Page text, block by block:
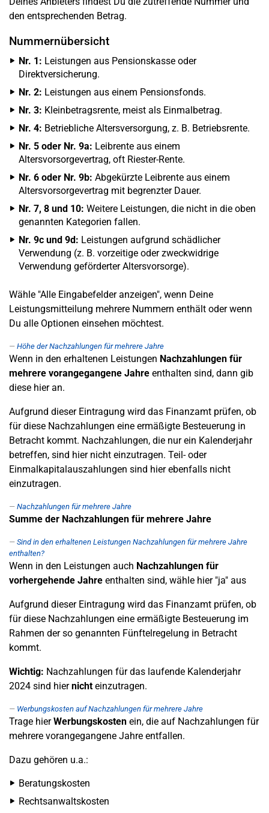
den entsprechenden Betrag.
Nummernübersicht
Nr. 1: Leistungen aus Pensionskasse oder
Direktversicherung.
Nr. 2: Leistungen aus einem Pensionsfonds.
Nr. 3: Kleinbetragsrente, meist als Einmalbetrag.
Nr. 4: Betriebliche Altersversorgung, z. B. Betriebsrente.
Nr. 5 oder Nr. 9a: Leibrente aus einem
Altersvorsorgevertrag, oft Riester-Rente.
Nr. 6 oder Nr. 9b: Abgekürzte Leibrente aus einem
Altersvorsorgevertrag mit begrenzter Dauer.
Nr. 7, 8 und 10: Weitere Leistungen, die nicht in die oben
genannten Kategorien fallen.
Nr. 9c und 9d: Leistungen aufgrund schädlicher
Verwendung (z. B. vorzeitige oder zweckwidrige
Verwendung geförderter Altersvorsorge).
Wähle "Alle Eingabefelder anzeigen", wenn Deine
Leistungsmitteilung mehrere Nummern enthält oder wenn
Du alle Optionen einsehen möchtest.
Höhe der Nachzahlungen für mehrere Jahre
Wenn in den erhaltenen Leistungen Nachzahlungen für
mehrere vorangegangene Jahre enthalten sind, dann gib
diese hier an.
Aufgrund dieser Eintragung wird das Finanzamt prüfen, ob
für diese Nachzahlungen eine ermäßigte Besteuerung in
Betracht kommt. Nachzahlungen, die nur ein Kalenderjahr
betreffen, sind hier nicht einzutragen. Teil- oder
Einmalkapitalauszahlungen sind hier ebenfalls nicht
einzutragen.
Nachzahlungen für mehrere Jahre
Summe der Nachzahlungen für mehrere Jahre
Sind in den erhaltenen Leistungen Nachzahlungen für mehrere Jahre
enthalten?
Wenn in den Leistungen auch Nachzahlungen für
vorhergehende Jahre enthalten sind, wähle hier "ja" aus
Aufgrund dieser Eintragung wird das Finanzamt prüfen, ob
für diese Nachzahlungen eine ermäßigte Besteuerung im
Rahmen der so genannten Fünftelregelung in Betracht
kommt.
Wichtig: Nachzahlungen für das laufende Kalenderjahr
2024 sind hiernichteinzutragen.
Werbungskosten auf Nachzahlungen für mehrere Jahre
Trage hierWerbungskosten ein, die auf Nachzahlungen für
mehrere vorangegangene Jahre entfallen.
Dazu gehören u.a.:
Beratungskosten
Rechtsanwaltskosten